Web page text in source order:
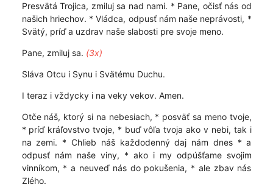
Presvätá Trojica, zmiluj sa nad nami. * Pane, očisť nás od
našich hriechov. * Vládca, odpusť nám naše neprávosti, *
Svätý, príď a uzdrav naše slabosti pre svoje meno.
Pane, zmiluj sa. (3x)
Sláva Otcu i Synu i Svätému Duchu.
I teraz i vždycky i na veky vekov. Amen.
Otče náš, ktorý si na nebesiach, * posväť sa meno tvoje,
* príď kráľovstvo tvoje, * buď vôľa tvoja ako v nebi, tak i
na zemi. * Chlieb náš každodenný daj nám dnes * a
odpusť nám naše viny, * ako i my odpúšťame svojim
vinníkom, * a neuveď nás do pokušenia, * ale zbav nás
Zlého.